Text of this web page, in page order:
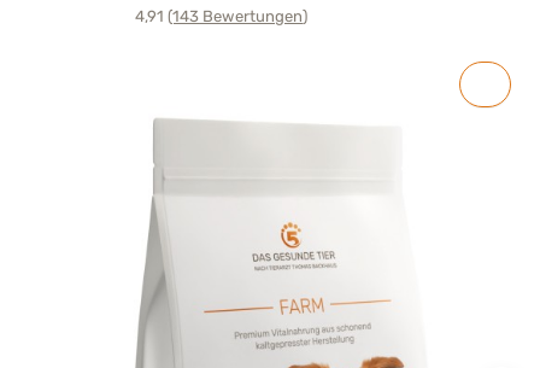
4,91(143 Bewertungen)